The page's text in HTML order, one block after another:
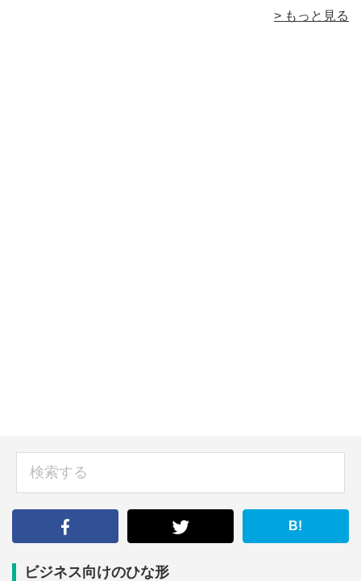
> もっと見る
B!
ビジネス向けのひな形